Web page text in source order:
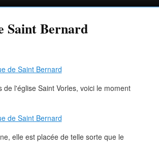
Saint Bernard
l'église Saint Vorles, voici le moment
elle est placée de telle sorte que le